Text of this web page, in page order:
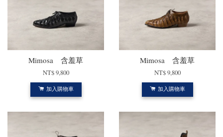
Mimosa 含羞草
NT$ 9,800
加入購物車
Mimosa 含羞草
NT$ 9,800
加入購物車